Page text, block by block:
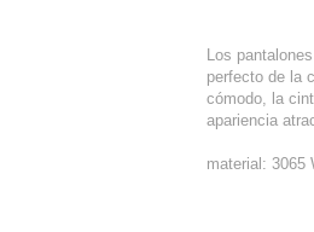
Los
perfecto de la
cómodo, la
apariencia
material: 3065